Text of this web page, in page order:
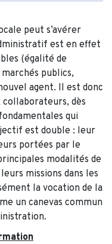
peut s’avérer
est en effet
(égalité de
publics,
agent. Il est donc
dès
qui
est double : leur
portées par le
modalités de
missions dans les
la vocation de la
un canevas commun